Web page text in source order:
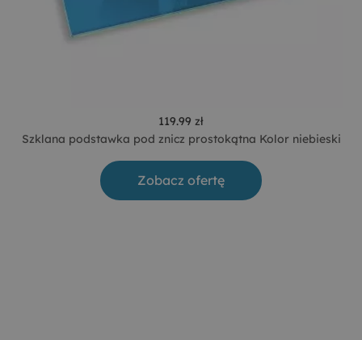
119.99 zł
Szklana podstawka pod znicz prostokątna Kolor niebieski
Zobacz ofertę